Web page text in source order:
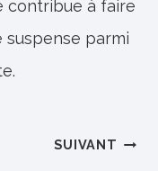
contribue à faire
parmi
SUIVANT